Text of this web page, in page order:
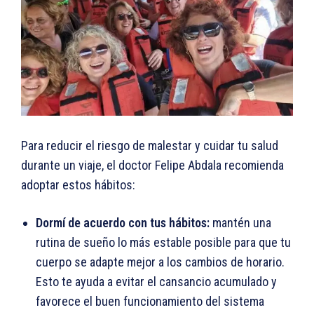
Para reducir el riesgo de malestar y cuidar tu salud
durante un viaje, el doctor Felipe Abdala recomienda
adoptar estos hábitos:
Dormí de acuerdo con tus hábitos: mantén una
rutina de sueño lo más estable posible para que tu
cuerpo se adapte mejor a los cambios de horario.
Esto te ayuda a evitar el cansancio acumulado y
favorece el buen funcionamiento del sistema